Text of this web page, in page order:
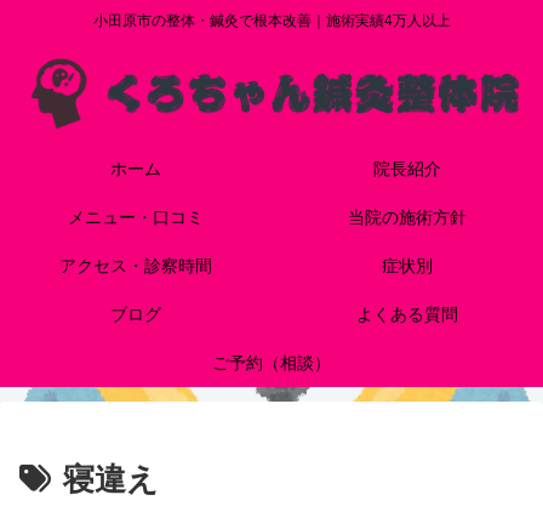
小田原市の整体・鍼灸で根本改善｜施術実績4万人以上
ホーム 院長紹介
メニュー・口コミ 当院の施術方針
アクセス・診察時間 症状別
ブログ よくある質問
ご予約（相談）
寝違え